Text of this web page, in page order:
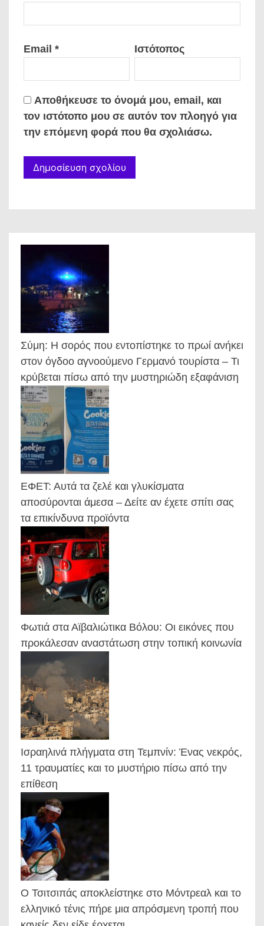
Email * Ιστότοπος
Αποθήκευσε το όνομά μου, email, και
τον ιστότοπο μου σε αυτόν τον πλοηγό για
την επόμενη φορά που θα σχολιάσω.
Σύμη: Η σορός που εντοπίστηκε το πρωί ανήκει
στον όγδοο αγνοούμενο Γερμανό τουρίστα – Τι
κρύβεται πίσω από την μυστηριώδη εξαφάνιση
ΕΦΕΤ: Αυτά τα ζελέ και γλυκίσματα
αποσύρονται άμεσα – Δείτε αν έχετε σπίτι σας
τα επικίνδυνα προϊόντα
Φωτιά στα Αϊβαλιώτικα Βόλου: Οι εικόνες που
προκάλεσαν αναστάτωση στην τοπική κοινωνία
Ισραηλινά πλήγματα στη Τεμπνίν: Ένας νεκρός,
11 τραυματίες και το μυστήριο πίσω από την
επίθεση
Ο Τσιτσιπάς αποκλείστηκε στο Μόντρεαλ και το
ελληνικό τένις πήρε μια απρόσμενη τροπή που